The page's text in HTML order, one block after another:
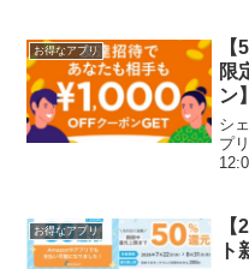
ご
お得なアプリ
限
ン
上
ン
シ
プ
ま
お得なアプリ
ト